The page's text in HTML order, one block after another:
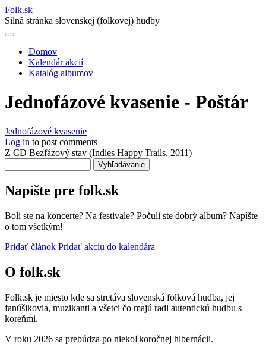
Folk.sk
Silná stránka slovenskej (folkovej) hudby
Main
navigation
Domov
Kalendár akcií
Katalóg albumov
Jednofázové kvasenie - Poštár
Jednofázové kvasenie
Log in to post comments
Z CD Bezfázový stav (Indies Happy Trails, 2011)
Napíšte pre folk.sk
Boli ste na koncerte? Na festivale? Počuli ste dobrý album? Napíšte
o tom všetkým!
Pridať článok Pridať akciu do kalendára
O folk.sk
Folk.sk je miesto kde sa stretáva slovenská folková hudba, jej
fanúšikovia, muzikanti a všetci čo majú radi autentickú hudbu s
koreňmi.
V roku 2026 sa prebúdza po niekoľkoročnej hibernácii.